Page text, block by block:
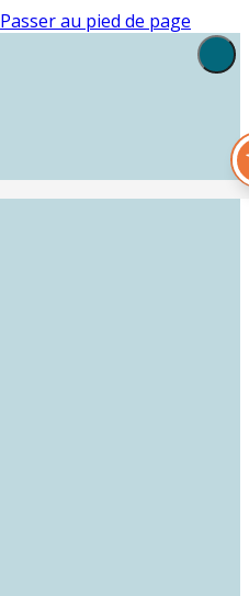
Passer au pied de page